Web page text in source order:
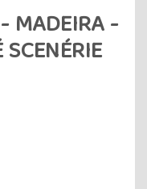
MADEIRA -